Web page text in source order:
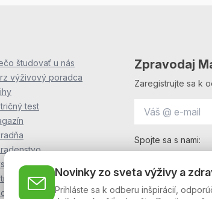
Novinky zo sveta výživy a
Prihláste sa k odberu inšpirácií,
študovať u nás
výživový poradca
test
si
ZOF
ZOF
Zpravodaj
Zaregistrujte sa k
Spojte sa s nami: